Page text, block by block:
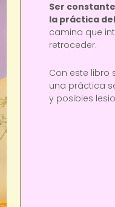
Ser
la práctica
camino que
retroceder.
Con este libro
una práctica
y posibles